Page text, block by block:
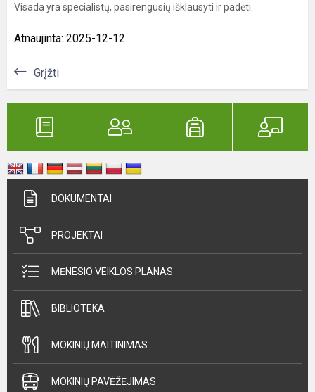
Visada yra specialistų, pasirengusių išklausyti ir padėti.
Atnaujinta: 2025-12-12
Grįžti
DOKUMENTAI
PROJEKTAI
MĖNESIO VEIKLOS PLANAS
BIBLIOTEKA
MOKINIŲ MAITINIMAS
MOKINIŲ PAVĖŽĖJIMAS